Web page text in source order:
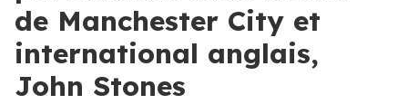
de Manchester City et
international anglais,
John Stones